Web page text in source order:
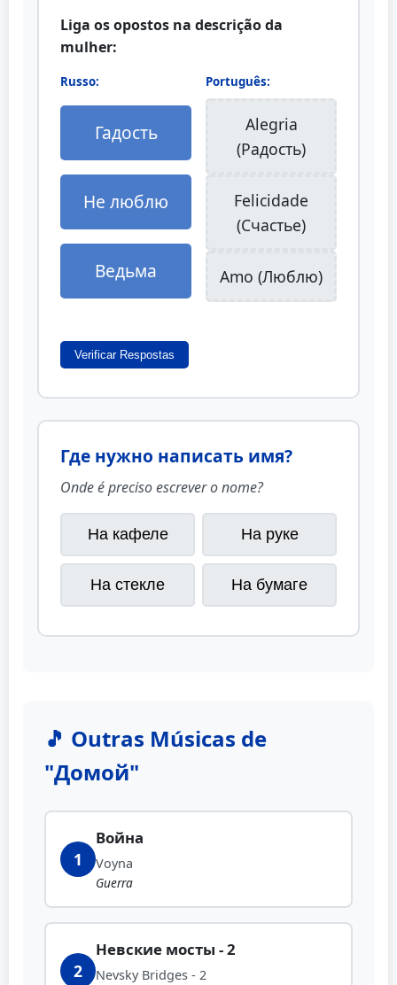
Liga os opostos na descrição da
mulher:
Russo:
Гадость
Не люблю
Ведьма
Português:
Alegria
(Радость)
Felicidade
(Счастье)
Amo (Люблю)
Verificar Respostas
Где нужно написать имя?
Onde é preciso escrever o nome?
На кафеле На руке
На стекле На бумаге
🎵 Outras Músicas de
"Домой"
1
Война
Voyna
Guerra
2
Невские мосты - 2
Nevsky Bridges - 2